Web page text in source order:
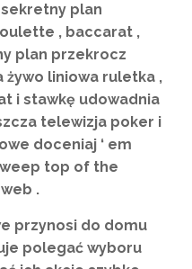
plan
, baccarat ,
plan przekrocz
żywo liniowa ruletka ,
i stawkę udowadnia
telewizja poker i
doceniaj ‘ em
top of the
.
przynosi do domu
polegać wyboru